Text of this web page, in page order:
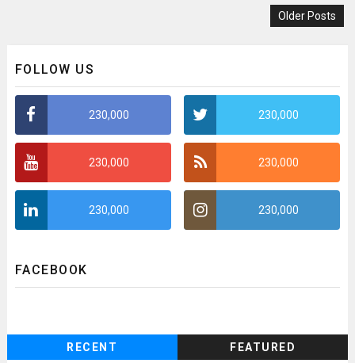
Older Posts
FOLLOW US
230,000 230,000
230,000 230,000
230,000 230,000
FACEBOOK
RECENT FEATURED